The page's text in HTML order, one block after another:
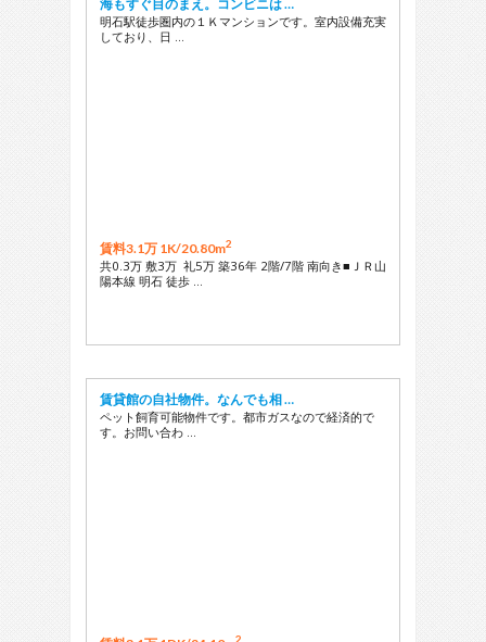
海もすぐ目のまえ。コンビニは …
明石駅徒歩圏内の１Ｋマンションです。室内設備充実
しており、日 …
賃料3.1万 1K/20.80m2
共0.3万 敷3万 礼5万 築36年 2階/7階 南向き■ＪＲ山
陽本線 明石 徒歩 …
賃貸館の自社物件。なんでも相 …
ペット飼育可能物件です。都市ガスなので経済的で
す。お問い合わ …
2